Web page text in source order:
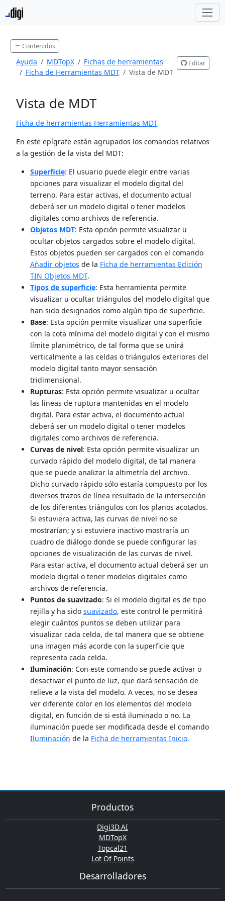
Contenidos
Ayuda MDTopX
Fichas de herramientas
Ficha de Herramientas MDT
Vista de MDT
Editar
Vista de MDT
Ficha de herramientas Herramientas MDT
En este epígrafe están agrupados los comandos relativos
a la gestión de la vista del MDT:
Superficie: El usuario puede elegir entre varias
opciones para visualizar el modelo digital del
terreno. Para estar activas, el documento actual
deberá ser un modelo digital o tener modelos
digitales como archivos de referencia.
Objetos MDT: Esta opción permite visualizar u
ocultar objetos cargados sobre el modelo digital.
Estos objetos pueden ser cargados con el comando
Añadir objetos de la Ficha de herramientas Edición
TIN Objetos MDT.
Tipos de superficie: Esta herramienta permite
visualizar u ocultar triángulos del modelo digital que
han sido designados como algún tipo de superficie.
Base: Esta opción permite visualizar una superficie
con la cota mínima del modelo digital y con el mismo
límite planimétrico, de tal forma que se unirá
verticalmente a las celdas o triángulos exteriores del
modelo digital tanto mayor sensación
tridimensional.
Rupturas: Esta opción permite visualizar u ocultar
las líneas de ruptura mantenidas en el modelo
digital. Para estar activa, el documento actual
deberá ser un modelo digital o tener modelos
digitales como archivos de referencia.
Curvas de nivel: Esta opción permite visualizar un
curvado rápido del modelo digital, de tal manera
que se puede analizar la altimetría del archivo.
Dicho curvado rápido sólo estaría compuesto por los
diversos trazos de línea resultado de la intersección
de los diferentes triángulos con los planos acotados.
Si estuviera activa, las curvas de nivel no se
mostrarían; y si estuviera inactivo mostraría un
cuadro de diálogo donde se puede configurar las
opciones de visualización de las curvas de nivel.
Para estar activa, el documento actual deberá ser un
modelo digital o tener modelos digitales como
archivos de referencia.
Puntos de suavizado: Si el modelo digital es de tipo
rejilla y ha sido suavizado, este control le permitirá
elegir cuántos puntos se deben utilizar para
visualizar cada celda, de tal manera que se obtiene
una imagen más acorde con la superficie que
representa cada celda.
Iluminación: Con este comando se puede activar o
desactivar el punto de luz, que dará sensación de
relieve a la vista del modelo. A veces, no se desea
ver diferente color en los elementos del modelo
digital, en función de si está iluminado o no. La
iluminación puede ser modificada desde el comando
Iluminación de la Ficha de herramientas Inicio.
Productos
Digi3D.AI
MDTopX
Topcal21
Lot Of Points
Desarrolladores